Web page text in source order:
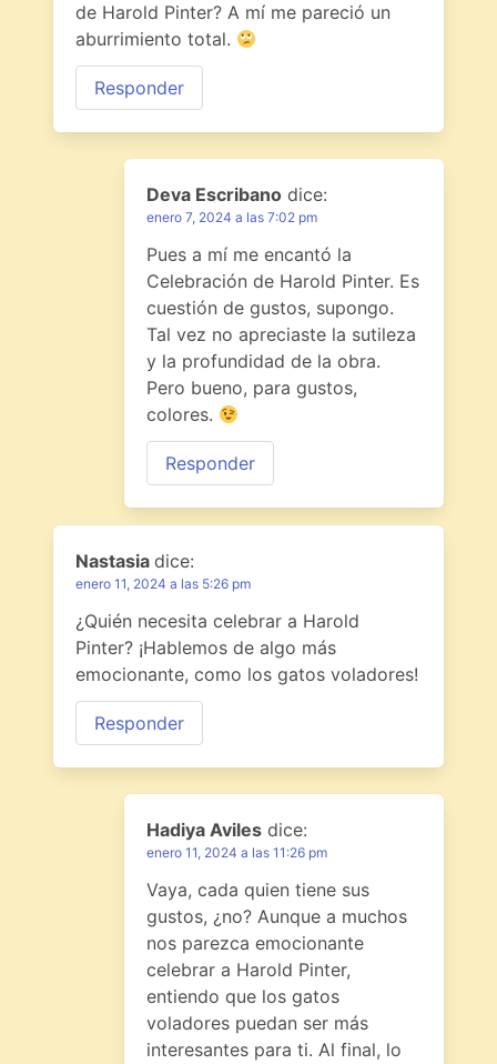
de Harold Pinter? A mí me pareció un
aburrimiento total.
Responder
Deva Escribano dice:
enero 7, 2024 a las 7:02 pm
Pues a mí me encantó la
Celebración de Harold Pinter. Es
cuestión de gustos, supongo.
Tal vez no apreciaste la sutileza
y la profundidad de la obra.
Pero bueno, para gustos,
colores.
Responder
Nastasia dice:
enero 11, 2024 a las 5:26 pm
¿Quién necesita celebrar a Harold
Pinter? ¡Hablemos de algo más
emocionante, como los gatos voladores!
Responder
Hadiya Aviles dice:
enero 11, 2024 a las 11:26 pm
Vaya, cada quien tiene sus
gustos, ¿no? Aunque a muchos
nos parezca emocionante
celebrar a Harold Pinter,
entiendo que los gatos
voladores puedan ser más
interesantes para ti. Al final, lo